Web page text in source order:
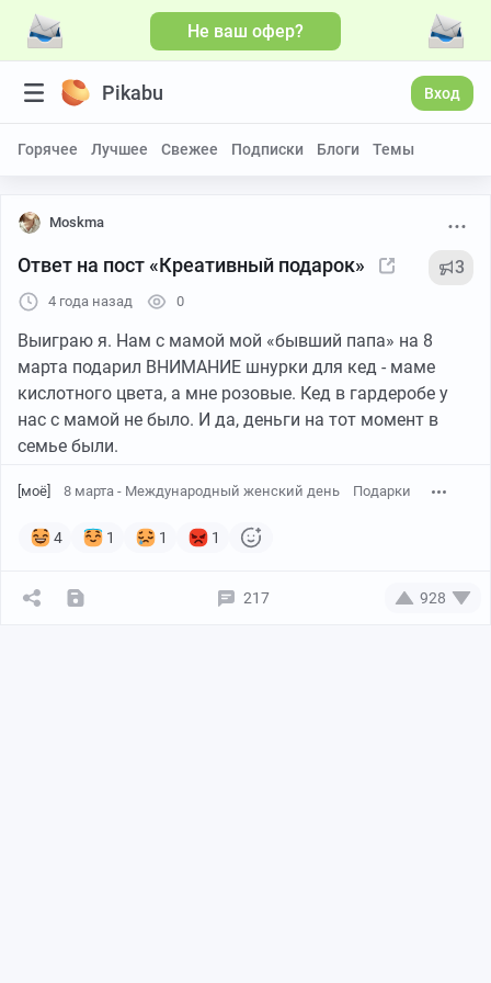
Не ваш офер?
Pikabu Вход
Горячее Лучшее Свежее Подписки Блоги Темы
Moskma
Ответ на пост «Креативный подарок» 3
4 года назад 0
Выиграю я. Нам с мамой мой «бывший папа» на 8
марта подарил ВНИМАНИЕ шнурки для кед - маме
кислотного цвета, а мне розовые. Кед в гардеробе у
нас с мамой не было. И да, деньги на тот момент в
семье были.
[моё] 8 марта - Международный женский день Подарки
4 1 1 1
217 928